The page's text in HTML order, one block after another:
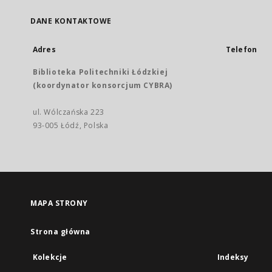
DANE KONTAKTOWE
Adres
Biblioteka Politechniki Łódzkiej
(koordynator konsorcjum CYBRA)
ul. Wólczańska 223
93-005 Łódź, Polska
Telefon
MAPA STRONY
Strona główna
Kolekcje Indeksy